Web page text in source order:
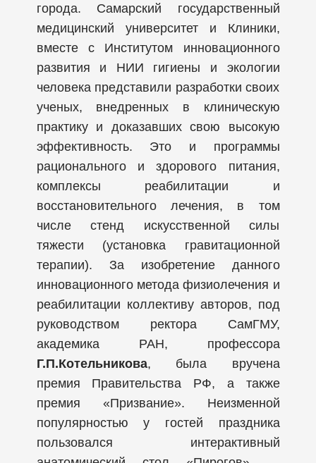
города. Самарский государственный
медицинский университет и Клиники,
вместе с Институтом инновационного
развития и НИИ гигиены и экологии
человека представили разработки своих
ученых, внедренных в клиническую
практику и доказавших свою высокую
эффективность. Это и программы
рационального и здорового питания,
комплексы реабилитации и
восстановительного лечения, в том
числе стенд искусственной силы
тяжести (установка гравитационной
терапии). За изобретение данного
инновационного метода физиолечения и
реабилитации коллективу авторов, под
руководством ректора СамГМУ,
академика РАН, профессора
Г.П.Котельникова, была вручена
премия Правительства РФ, а также
премия «Призвание». Неизменной
популярностью у гостей праздника
пользовался интерактивный